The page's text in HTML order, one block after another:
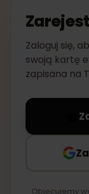
Zaloguj się,
swoją kartę
zapisana na
Obiecujemy